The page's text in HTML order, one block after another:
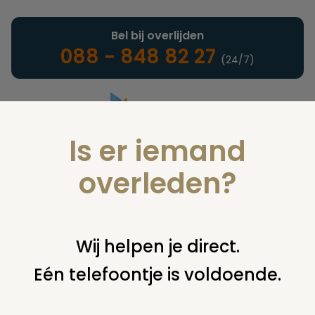
Landelijke uitvaartonderneming
Bel bij overlijden
088 - 848 82 27 (24/7)
U bent hier: home nieuws & agenda nieuws begraafplaats
Is er iemand
overleden?
Wij helpen je direct.
Eén telefoontje is voldoende.